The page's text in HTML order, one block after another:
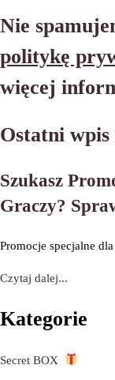
Nie
politykę
więcej
Ostatni wpis
Szukasz
Graczy?
Promocje specjalne
Czytaj dalej...
Kategorie
Secret BOX